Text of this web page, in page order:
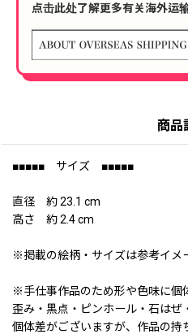
点击此处了解更多有关海外运
商品
■■■■■ サイズ ■■■■■
直径 約 23.1 cm
高さ 約 2.4 cm
※掲載の絵柄・サイズは参考イメ
※手仕事作品のため形や色味に個
歪み・黒点・ピンホール・石はぜ
個体差がございますが、作品の持